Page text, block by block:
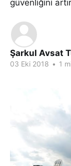
güvenliğini
Şarkul Avsat
03 Eki 2018 • 1